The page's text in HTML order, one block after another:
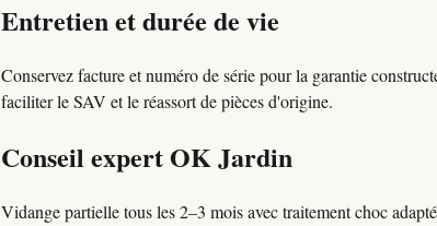
Entretien et durée de vie
Conservez facture et numéro de série pour la garantie
faciliter le SAV et le réassort de pièces d'origine.
Conseil expert OK Jardin
Vidange partielle tous les 2–3 mois avec traitement choc